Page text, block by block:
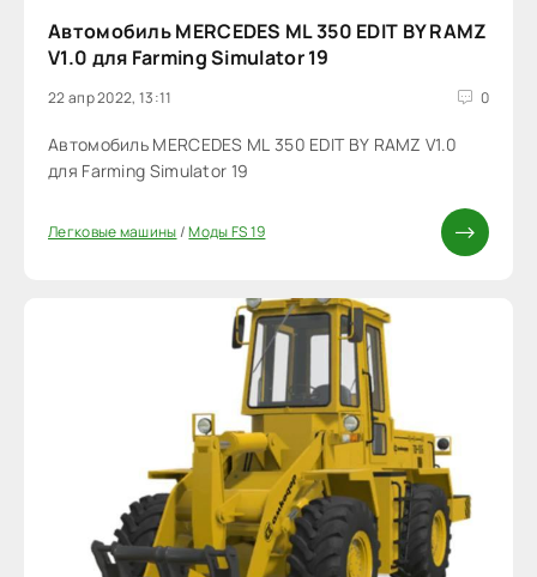
Автомобиль MERCEDES ML 350 EDIT BY RAMZ
V1.0 для Farming Simulator 19
22 апр 2022, 13:11 0
Автомобиль MERCEDES ML 350 EDIT BY RAMZ V1.0
для Farming Simulator 19
Легковые машины/Моды FS 19